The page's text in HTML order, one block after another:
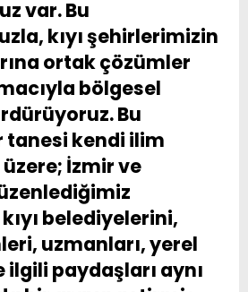
var. Bu
kıyı şehirlerimizin
ortak çözümler
bölgesel
Bu
tanesi kendi ilim
İzmir ve
belediyelerini,
uzmanları, yerel
paydaşları aynı